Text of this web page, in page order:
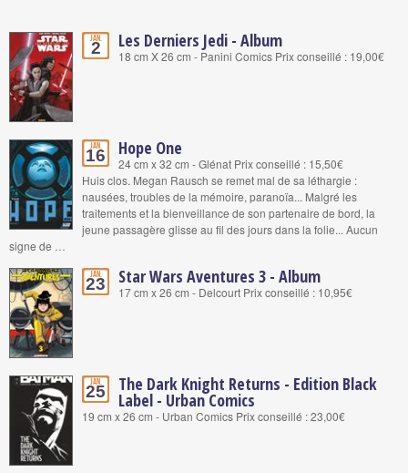
Jan.
2 Les Derniers Jedi - Album
18 cm X 26 cm - Panini Comics Prix conseillé : 19,00€
Jan.
16 Hope One
24 cm x 32 cm - Glénat Prix conseillé : 15,50€
Huis clos. Megan Rausch se remet mal de sa léthargie :
nausées, troubles de la mémoire, paranoïa... Malgré les
traitements et la bienveillance de son partenaire de bord, la
jeune passagère glisse au fil des jours dans la folie... Aucun
signe de …
Jan.
23 Star Wars Aventures 3 - Album
17 cm x 26 cm - Delcourt Prix conseillé : 10,95€
Jan.
25 The Dark Knight Returns - Edition Black
Label - Urban Comics
19 cm x 26 cm - Urban Comics Prix conseillé : 23,00€